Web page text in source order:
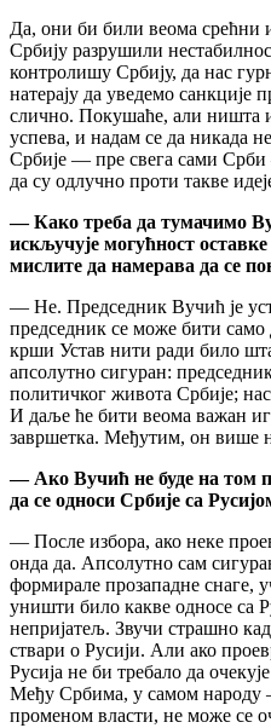
Да, они би били веома срећни
Србију разрушили
контролишу Србију, да нас
натерају да уведемо санкције
слично. Покушаће, али ништа
успева, и надам се да никада
Србије — пре свега сами
да су одлучно проти такве
— Како треба да тумачимо
искључује могућност
мислите да намерава да се
— Не. Председник Вучић је
председник се може бити
крши Устав нити ради било
апсолутно сигуран:
политичког живота Србије;
И даље ће бити веома важан
завршетка. Међутим, он више
— Ако Вучић не буде на том
да се односи Србије са
— После избора, ако неке
онда да. Апсолутно сам
формирале прозападне снаге,
уништи било какве односе са
непријатељ. Звучи страшно
ствари о Русији. Али ако
Русија не би требало да
Међу Србима, у самом народу
променом власти, не може се